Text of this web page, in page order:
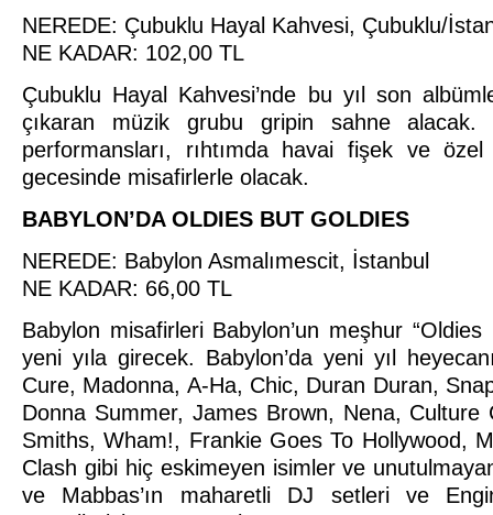
NEREDE: Çubuklu Hayal Kahvesi, Çubuklu/
NE KADAR: 102,00 TL
Çubuklu Hayal Kahvesi’nde bu yıl son
çıkaran müzik grubu gripin sahne alacak.
performansları, rıhtımda havai fişek ve
gecesinde misafirlerle olacak.
BABYLON’DA OLDIES BUT GOLDIES
NEREDE: Babylon Asmalımescit, İstanbul
NE KADAR: 66,00 TL
Babylon misafirleri Babylon’un meşhur
yeni yıla girecek. Babylon’da yeni yıl
Cure, Madonna, A-Ha, Chic, Duran Duran,
Donna Summer, James Brown, Nena, Culture
Smiths, Wham!, Frankie Goes To Hollywood,
Clash gibi hiç eskimeyen isimler ve
ve Mabbas’ın maharetli DJ setleri ve